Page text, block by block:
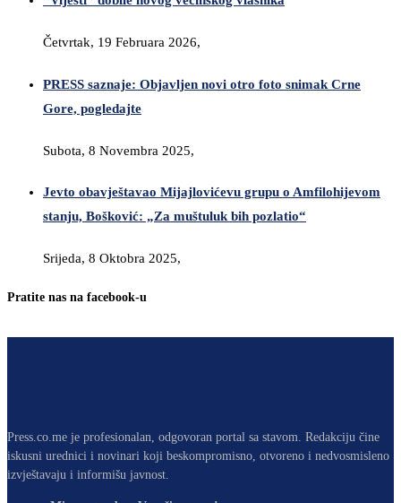
Četvrtak, 19 Februara 2026,
PRESS saznaje: Objavljen novi otro foto snimak Crne
Gore, pogledajte
Subota, 8 Novembra 2025,
Jevto obavještavao Mijajlovićevu grupu o Amfilohijevom
stanju, Bošković: „Za muštuluk bih pozlatio“
Srijeda, 8 Oktobra 2025,
Pratite nas na facebook-u
Press.co.me je profesionalan, odgovoran portal sa stavom. Redakciju čine
iskusni urednici i novinari koji beskompromisno, otvoreno i nedvosmisleno
izvještavaju i informišu javnost.